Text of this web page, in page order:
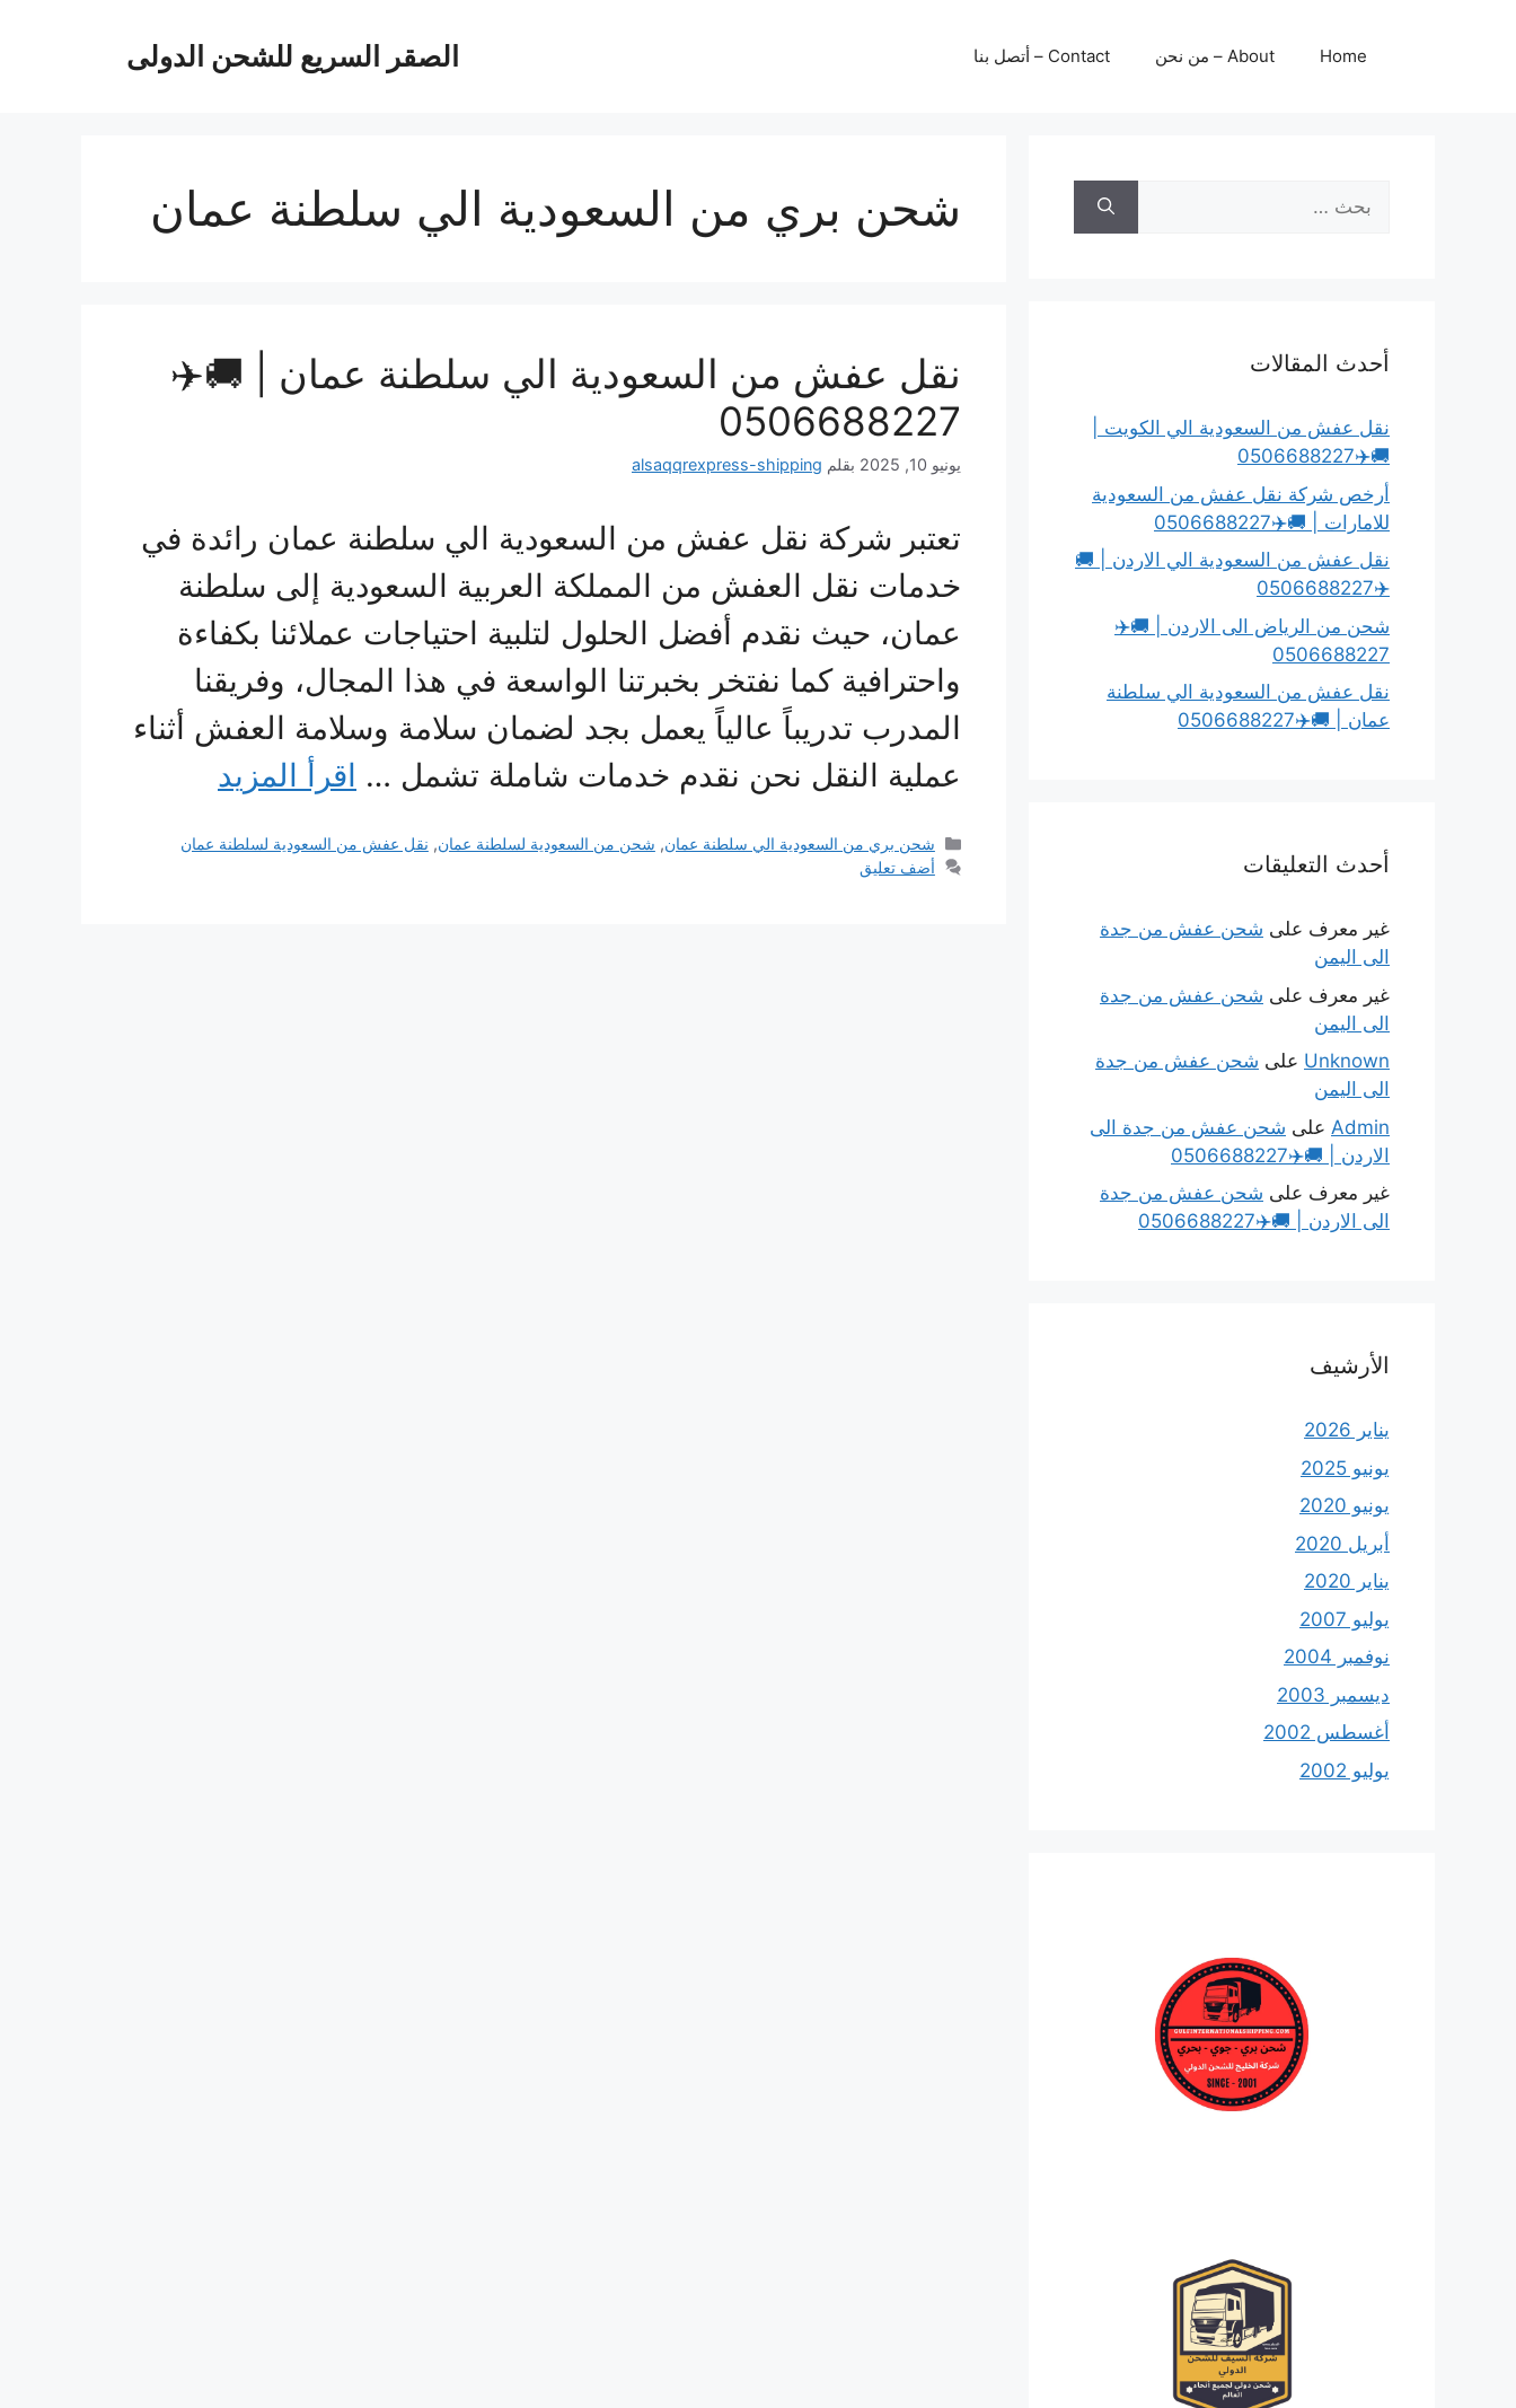
الصقر السريع للشحن الدولى Home About – من نحن Contact – أتصل بنا
شحن بري من السعودية الي سلطنة عمان
نقل عفش من السعودية الي سلطنة عمان | 🚚✈️
0506688227
يونيو 10, 2025 بقلم alsaqqrexpress-shipping
تعتبر شركة نقل عفش من السعودية الي سلطنة عمان رائدة في
خدمات نقل العفش من المملكة العربية السعودية إلى سلطنة
عمان، حيث نقدم أفضل الحلول لتلبية احتياجات عملائنا بكفاءة
واحترافية كما نفتخر بخبرتنا الواسعة في هذا المجال، وفريقنا
المدرب تدريباً عالياً يعمل بجد لضمان سلامة وسلامة العفش أثناء
عملية النقل نحن نقدم خدمات شاملة تشمل … اقرأ المزيد
التصنيفات
شحن بري من السعودية الي سلطنة عمان, شحن من السعودية لسلطنة عمان, نقل عفش من السعودية لسلطنة عمان
أضف تعليق
عن:
أحدث المقالات
نقل عفش من السعودية الي الكويت |
🚚✈️0506688227
أرخص شركة نقل عفش من السعودية
للامارات | 🚚✈️0506688227
نقل عفش من السعودية الي الاردن | 🚚
✈️0506688227
شحن من الرياض الى الاردن | 🚚✈️
0506688227
نقل عفش من السعودية الي سلطنة
عمان | 🚚✈️0506688227
أحدث التعليقات
غير معرف على شحن عفش من جدة
الى اليمن
غير معرف على شحن عفش من جدة
الى اليمن
Unknown على شحن عفش من جدة
الى اليمن
Admin على شحن عفش من جدة الى
الاردن | 🚚✈️0506688227
غير معرف على شحن عفش من جدة
الى الاردن | 🚚✈️0506688227
الأرشيف
يناير 2026
يونيو 2025
يونيو 2020
أبريل 2020
يناير 2020
يوليو 2007
نوفمبر 2004
ديسمبر 2003
أغسطس 2002
يوليو 2002